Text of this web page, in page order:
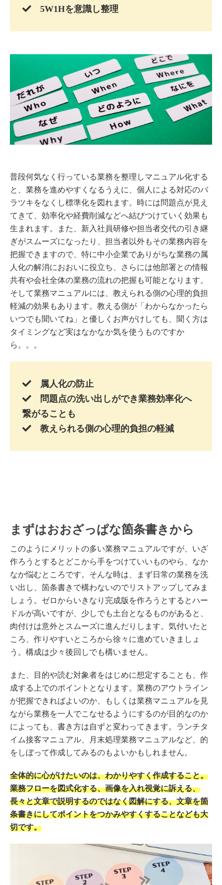
5W1Hを意識し整理
普段何気なく行っている業務を整理しマニュアル化する
と、業務を進めやすくなるうえに、個人による対応のバ
ラツキをなくし標準化を図れます。時には問題点が見え
てきて、効率化や経費削減などへ結びつけていく効果も
生まれます。また、新入社員研修や担当者交代の引き継
ぎがスムーズになったり、担当者以外もその業務内容を
把握できますので、特に中小企業でありがちな業務の属
人化の解消におおいに役立ち、さらには他部署との情報
共有や会社全体の業務の流れの把握も可能となります。
そして業務マニュアルには、教えられる側の心理的負担
軽減の効果もあります。教える側が「わからなかったら
いつでも聞いてね」と優しくお声がけしても、聞く方は
タイミングなど実はなかなか気を使うものですか
ら。。。
属人化の防止
問題点の洗い出しができ業務効率化へ
繋がることも
教えられる側の心理的負担の軽減
まずはおおざっぱな箇条書きから
このようにメリットの多い業務マニュアルですが、いざ
作ろうとするとどこから手をつけていいものやら、なか
なか悩むところです。そんな時は、まず日常の業務を洗
い出し、箇条書きで構わないのでリストアップしてみま
しょう。ゼロからいきなり完成版を作ろうとするとハー
ドルが高いですが、少しでも土台となるものがあると、
肉付けは意外とスムーズに進んだりします。気付いたと
ころ、作りやすいところから徐々に進めていきましょ
う。構成は少々後回しでも構いません。
また、目的や読む対象者をはじめに想定することも、作
成する上でのポイントとなります。業務のアウトライン
が把握できればよいのか、もしくは業務マニュアルを見
ながら業務を一人でこなせるようにするのが目的なのか
によっても、書き方は自ずと変わってきます。ランチタ
イム接客マニュアル、月末処理業務マニュアルなど、的
をしぼって作成してみるのもよいかもしれません。
全体的に心がけたいのは、わかりやすく作成すること。
業務フローを図式化する、画像を入れ視覚に訴える、
長々と文章で説明するのではなく図解にする、文章を箇
条書きにしてポイントをつかみやすくすることなども大
切です。